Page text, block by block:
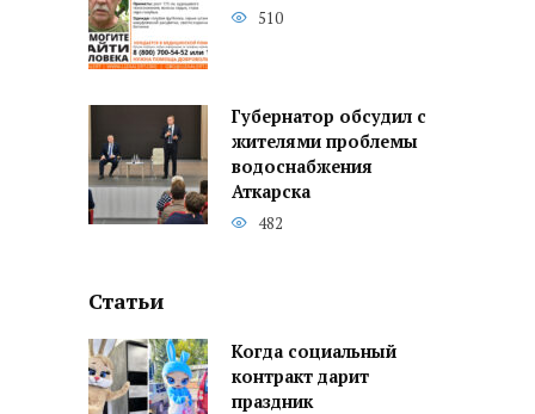
510
Губернатор обсудил с
жителями проблемы
водоснабжения
Аткарска
482
Статьи
Когда социальный
контракт дарит
праздник